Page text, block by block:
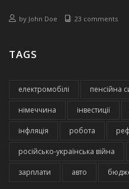
by John Doe 23 comments
TAGS
електромобілі пенсійна
німеччина інвестиції
інфляція робота
російсько-українська війна
зарплати авто